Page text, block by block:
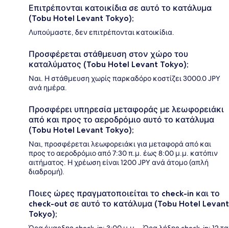
Επιτρέπονται κατοικίδια σε αυτό το κατάλυμα
(Tobu Hotel Levant Tokyo);
Λυπούμαστε, δεν επιτρέπονται κατοικίδια.
Προσφέρεται στάθμευση στον χώρο του
καταλύματος (Tobu Hotel Levant Tokyo);
Ναι. Η στάθμευση χωρίς παρκαδόρο κοστίζει 3000.0 JPY
ανά ημέρα.
Προσφέρει υπηρεσία μεταφοράς με λεωφορειάκι
από και προς το αεροδρόμιο αυτό το κατάλυμα
(Tobu Hotel Levant Tokyo);
Ναι, προσφέρεται λεωφορειάκι για μεταφορά από και
προς το αεροδρόμιο από 7:30 π.μ. έως 8:00 μ.μ. κατόπιν
αιτήματος. Η χρέωση είναι 1200 JPY ανά άτομο (απλή
διαδρομή).
Ποιες ώρες πραγματοποιείται το check-in και το
check-out σε αυτό το κατάλυμα (Tobu Hotel Levant
Tokyo);